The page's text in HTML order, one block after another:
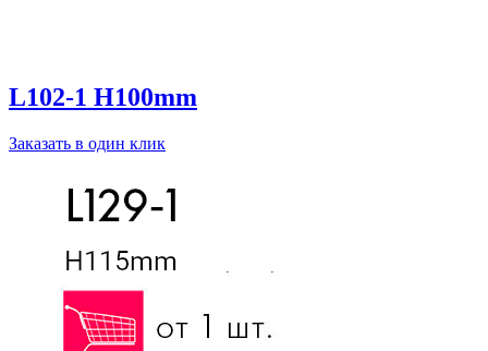
L102-1 H100mm
Заказать в один клик